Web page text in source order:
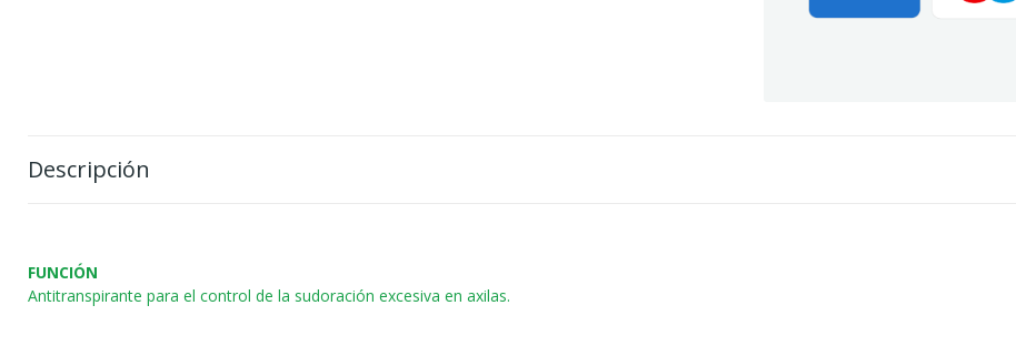
Descripción
FUNCIÓN
Antitranspirante para el control de la sudoración excesiva en axilas.